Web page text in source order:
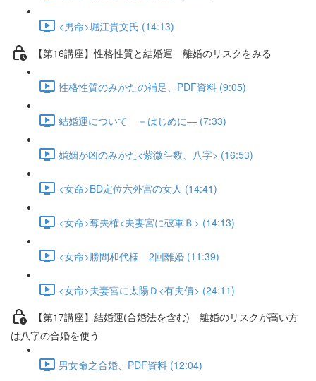
<男命>堀江貴文氏 (14:13)
【第16講座】性格性質と結婚運 離婚のリスクをみる
性格性質のみかたの補足、PDF資料 (9:05)
結婚運について －はじめに― (7:33)
婚姻が凶のみかた<紫微斗数、八字> (16:53)
<女命>BD定位六外宮の女人 (14:41)
<女命>奪夫権<夫妻宮に破軍Ｂ> (14:13)
<女命>勝間和代様 2回離婚 (11:39)
<女命>夫妻宮に太陽Ｄ<有夫債> (24:11)
【第17講座】結婚運(合婚法を含む) 離婚のリスクが高い方
は八字の合婚を使う
男女命之合婚、PDF資料 (12:04)